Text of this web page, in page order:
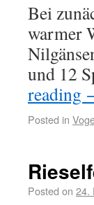
Bei
warmer
und 12
reading
Posted in
Posted on 24.